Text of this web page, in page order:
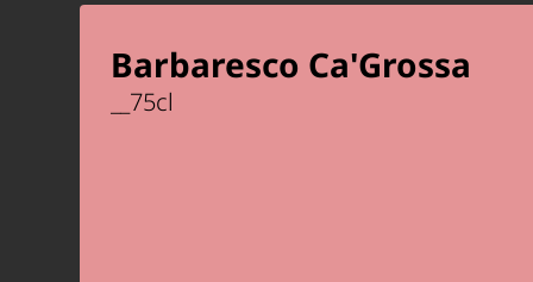
Barbaresco Ca'Grossa
75cl